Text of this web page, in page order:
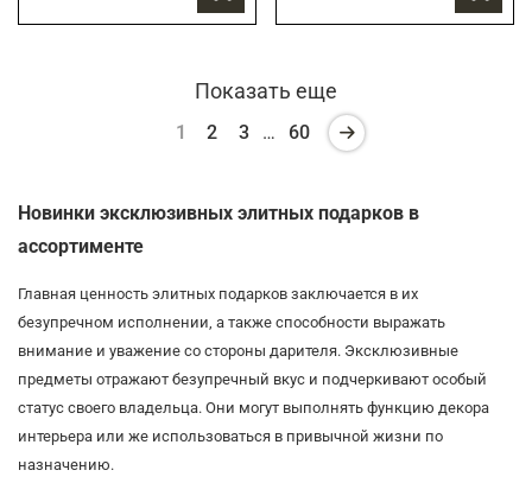
Показать еще
1 2 3 … 60
Новинки эксклюзивных элитных подарков в
ассортименте
Главная ценность элитных подарков заключается в их
безупречном исполнении, а также способности выражать
внимание и уважение со стороны дарителя. Эксклюзивные
предметы отражают безупречный вкус и подчеркивают особый
статус своего владельца. Они могут выполнять функцию декора
интерьера или же использоваться в привычной жизни по
назначению.